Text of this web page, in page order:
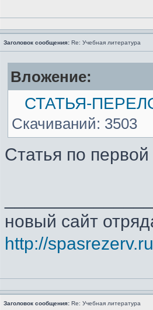
Заголовок сообщения: Re: Учебная литература
Вложение:
СТАТЬЯ-
Скачиваний: 3503
Статья по
новый сайт
http://
Заголовок сообщения: Re: Учебная литература